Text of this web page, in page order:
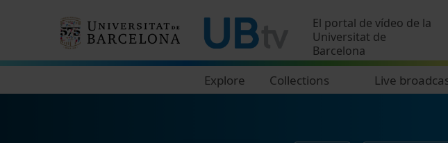
El portal de vídeo de la
Universitat de
Barcelona
Explore Collections Live